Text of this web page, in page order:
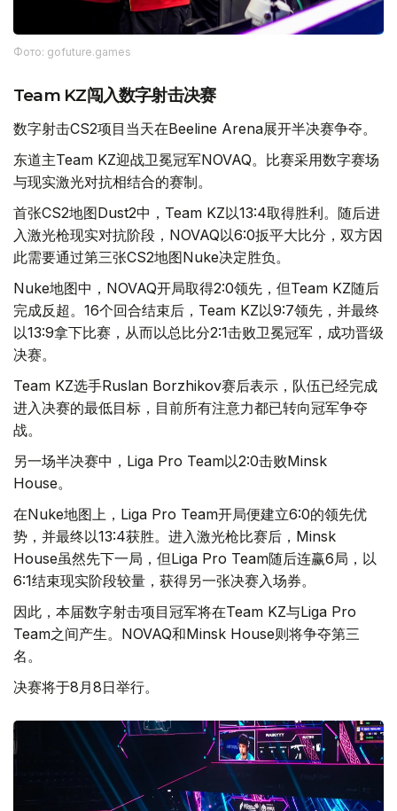
Фото: gofuture.games
Team KZ闯入数字射击决赛
数字射击CS2项目当天在Beeline Arena展开半决赛争夺。
东道主Team KZ迎战卫冕冠军NOVAQ。比赛采用数字赛场
与现实激光对抗相结合的赛制。
首张CS2地图Dust2中，Team KZ以13:4取得胜利。随后进
入激光枪现实对抗阶段，NOVAQ以6:0扳平大比分，双方因
此需要通过第三张CS2地图Nuke决定胜负。
Nuke地图中，NOVAQ开局取得2:0领先，但Team KZ随后
完成反超。16个回合结束后，Team KZ以9:7领先，并最终
以13:9拿下比赛，从而以总比分2:1击败卫冕冠军，成功晋级
决赛。
Team KZ选手Ruslan Borzhikov赛后表示，队伍已经完成
进入决赛的最低目标，目前所有注意力都已转向冠军争夺
战。
另一场半决赛中，Liga Pro Team以2:0击败Minsk
House。
在Nuke地图上，Liga Pro Team开局便建立6:0的领先优
势，并最终以13:4获胜。进入激光枪比赛后，Minsk
House虽然先下一局，但Liga Pro Team随后连赢6局，以
6:1结束现实阶段较量，获得另一张决赛入场券。
因此，本届数字射击项目冠军将在Team KZ与Liga Pro
Team之间产生。NOVAQ和Minsk House则将争夺第三
名。
决赛将于8月8日举行。